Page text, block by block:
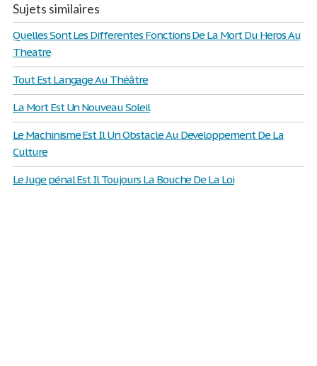
Sujets similaires
Quelles Sont Les Differentes Fonctions De La Mort Du Heros Au
Theatre
Tout Est Langage Au Théâtre
La Mort Est Un Nouveau Soleil
Le Machinisme Est Il Un Obstacle Au Developpement De La
Culture
Le Juge pénal Est Il Toujours La Bouche De La Loi